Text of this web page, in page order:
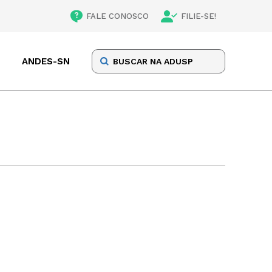
FALE CONOSCO FILIE-SE!
ANDES-SN